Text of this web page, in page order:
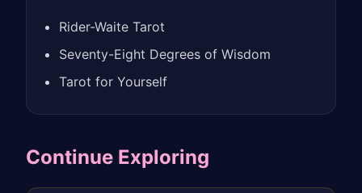
Rider-Waite Tarot
Seventy-Eight Degrees of Wisdom
Tarot for Yourself
Continue Exploring